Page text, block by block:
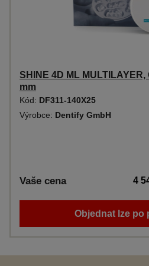
SHINE 4D ML
mm
Kód: DF311-140X25
Výrobce: Dentify GmbH
Vaše cena 4
Objednat lze po